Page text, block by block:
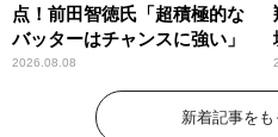
点！前田智徳氏「超積極的な
バッターはチャンスに強い」
2026.08.08
新着記事を